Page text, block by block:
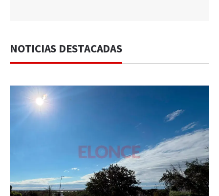
NOTICIAS DESTACADAS